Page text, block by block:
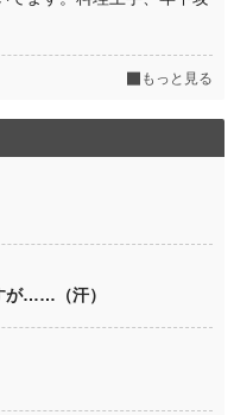
もっと見る
が……（汗）